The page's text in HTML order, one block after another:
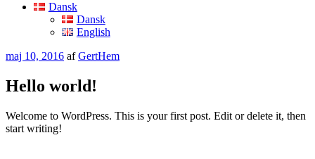
Dansk
Dansk
English
Udgivet
maj 10, 2016 afGertHem
Hello world!
Welcome to WordPress. This is your first post. Edit or delete it, then
start writing!